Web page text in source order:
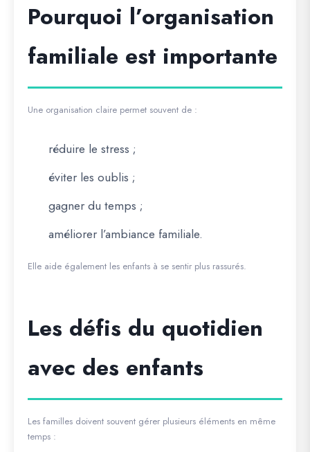
Pourquoi l’organisation
familiale est importante
Une organisation claire permet souvent de :
réduire le stress ;
éviter les oublis ;
gagner du temps ;
améliorer l’ambiance familiale.
Elle aide également les enfants à se sentir plus rassurés.
Les défis du quotidien
avec des enfants
Les familles doivent souvent gérer plusieurs éléments en même
temps :